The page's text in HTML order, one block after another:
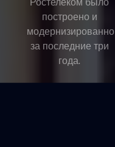
построено и
модернизированно
за последние три
года.